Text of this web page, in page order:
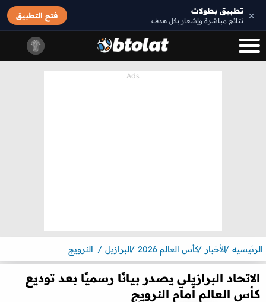
× تطبيق بطولات
نتائج مباشرة وإشعار بكل هدف
فتح التطبيق
الرئيسيه الأخبار كأس العالم 2026 البرازيل النرويج
الاتحاد البرازيلي يصدر بيانًا رسميًا بعد توديع
كأس العالم أمام النرويج